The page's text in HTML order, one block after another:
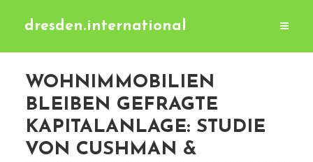
dresden.international
WOHNIMMOBILIEN
BLEIBEN GEFRAGTE
KAPITALANLAGE: STUDIE
VON CUSHMAN &